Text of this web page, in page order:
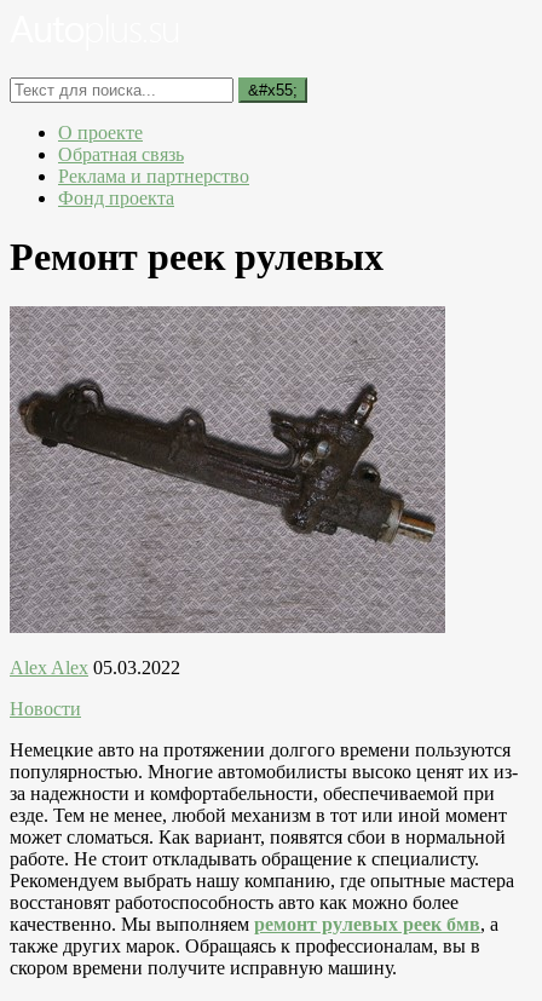
О проекте
Обратная связь
Реклама и партнерство
Фонд проекта
Ремонт реек рулевых
Alex Alex 05.03.2022
Новости
Немецкие авто на протяжении долгого времени пользуются
популярностью. Многие автомобилисты высоко ценят их из-
за надежности и комфортабельности, обеспечиваемой при
езде. Тем не менее, любой механизм в тот или иной момент
может сломаться. Как вариант, появятся сбои в нормальной
работе. Не стоит откладывать обращение к специалисту.
Рекомендуем выбрать нашу компанию, где опытные мастера
восстановят работоспособность авто как можно более
качественно. Мы выполняем ремонт рулевых реек бмв, а
также других марок. Обращаясь к профессионалам, вы в
скором времени получите исправную машину.